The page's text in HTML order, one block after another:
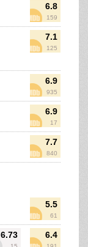
6.8
159
7.1
125
6.9
935
6.9
17
7.7
840
5.5
61
6.73 6.4